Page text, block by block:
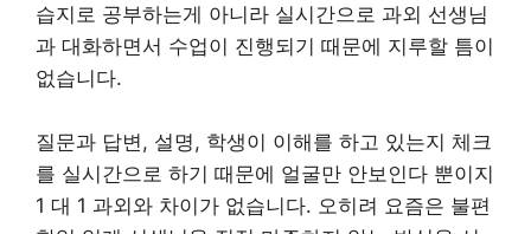
습지로 공부하는게 아니라 실시간으로 과외 선생님
과 대화하면서 수업이 진행되기 때문에 지루할 틈이
없습니다.
질문과 답변, 설명, 학생이 이해를 하고 있는지 체크
를 실시간으로 하기 때문에 얼굴만 안보인다 뿐이지
1 대 1 과외와 차이가 없습니다. 오히려 요즘은 불편